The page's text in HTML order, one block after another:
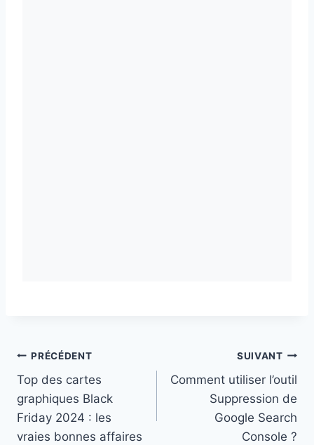
Navigation
de
l’article
PRÉCÉDENT
Top des cartes
graphiques Black
Friday 2024 : les
vraies bonnes affaires
SUIVANT
Comment utiliser l’outil
Suppression de
Google Search
Console ?